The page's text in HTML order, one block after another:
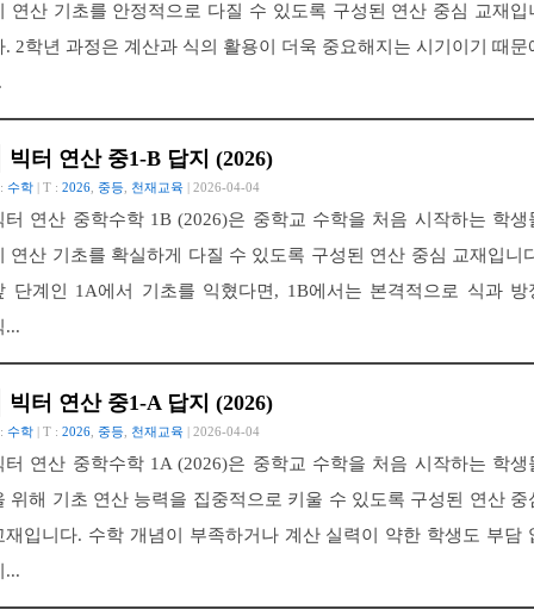
연산 기초를 안정적으로 다질 수 있도록 구성된 연산 중심 교재입
. 2학년 과정은 계산과 식의 활용이 더욱 중요해지는 시기이기 때문
빅터 연산 중1-B 답지 (2026)
수학 | T : 2026 중등 천재교육 | 2026-04-04
터 연산 중학수학 1B (2026)은 중학교 수학을 처음 시작하는 학생
연산 기초를 확실하게 다질 수 있도록 구성된 연산 중심 교재입니
단계인 1A에서 기초를 익혔다면, 1B에서는 본격적으로 식과 방
...
빅터 연산 중1-A 답지 (2026)
수학 | T : 2026 중등 천재교육 | 2026-04-04
터 연산 중학수학 1A (2026)은 중학교 수학을 처음 시작하는 학생
위해 기초 연산 능력을 집중적으로 키울 수 있도록 구성된 연산 중
재입니다. 수학 개념이 부족하거나 계산 실력이 약한 학생도 부담
...